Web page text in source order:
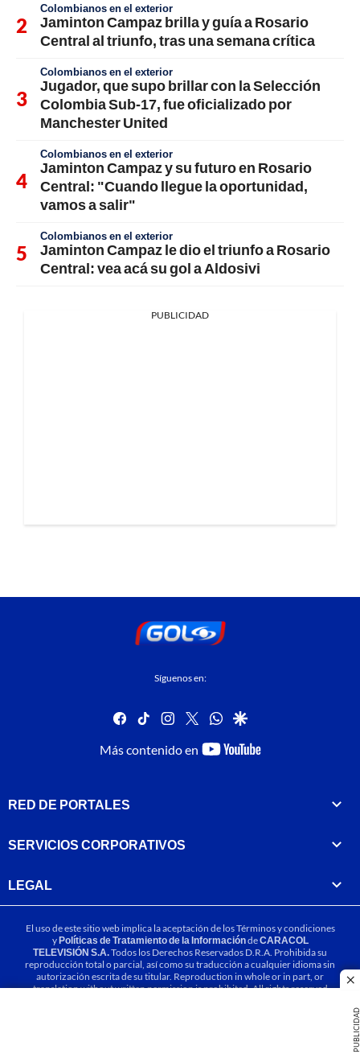
PUBLICIDAD
Colombianos en el exterior
Jaminton Campaz brilla y guía a Rosario
Central al triunfo, tras una semana crítica
Colombianos en el exterior
Jugador, que supo brillar con la Selección
Colombia Sub-17, fue oficializado por
Manchester United
Colombianos en el exterior
Jaminton Campaz y su futuro en Rosario
Central: "Cuando llegue la oportunidad,
vamos a salir"
Colombianos en el exterior
Jaminton Campaz le dio el triunfo a Rosario
Central: vea acá su gol a Aldosivi
PUBLICIDAD
Síguenos en:
facebook
tiktok instagram
twitterwhatsapp
google
Más contenido en
youtube-
RED DE PORTALES
SERVICIOS CORPORATIVOS
LEGAL
El uso de este sitio web implica la aceptación de losTérminos y condiciones
yPolíticas de Tratamiento de la InformacióndeCARACOL
TELEVISIÓN S.A.Todos los Derechos Reservados D.R.A. Prohibida su
reproducción total o parcial, así como su traducción a cualquier idioma sin
autorización escrita de su titular. Reproduction in whole or in part, or
translation without written permission is prohibited. All rights reserved